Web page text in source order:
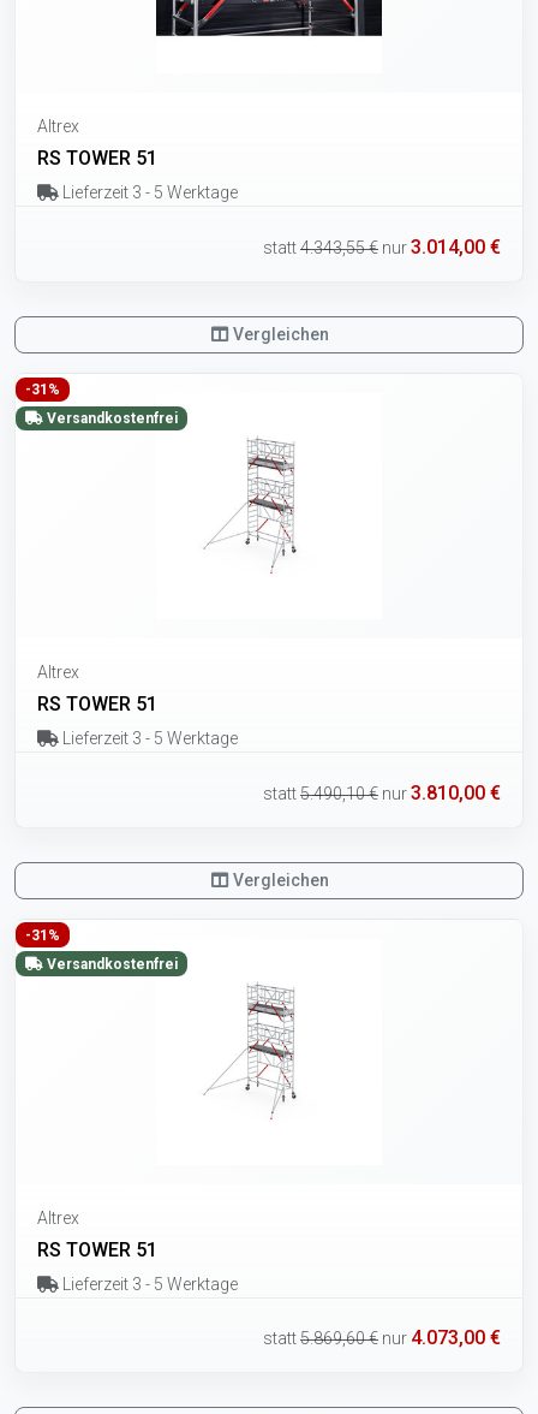
Altrex
RS TOWER 51
Lieferzeit 3 - 5 Werktage
statt4.343,55 € nur3.014,00 €
Vergleichen
-31%
Versandkostenfrei
Altrex
RS TOWER 51
Lieferzeit 3 - 5 Werktage
statt5.490,10 € nur3.810,00 €
Vergleichen
-31%
Versandkostenfrei
Altrex
RS TOWER 51
Lieferzeit 3 - 5 Werktage
statt5.869,60 € nur 4.073,00 €